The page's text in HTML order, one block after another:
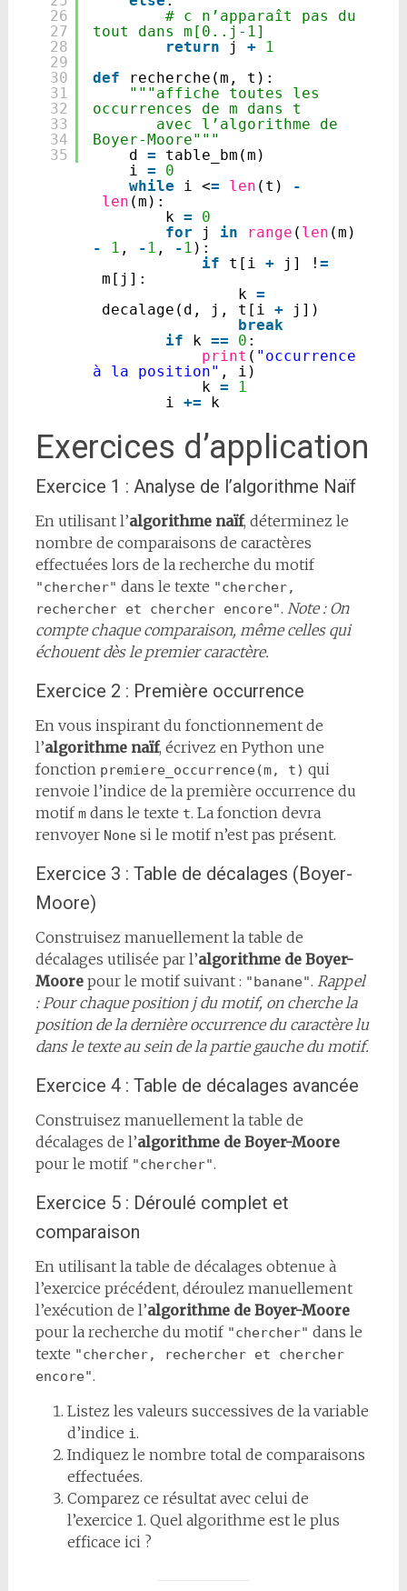
26
27
28
29
30
31
32
33
34
35
# c n’apparaît pas du
tout dans m[0..j-1]
return
j +
1
def
recherche(m, t):
"""affiche toutes les
occurrences de m dans t
avec l’algorithme de
Boyer-Moore"""
d =
table_bm(m)
i =
0
while
i <= len (t)
-
len (m):
k =
0
for
j in range ( len
-
1 , - 1 , - 1 ):
if
t[i + j] ! =
m[j]:
k =
decalage(d, j, t[i +
j])
break
if
k == 0 :
print ( "occurrence
à la position" , i)
k =
1
i += k
Exercices d’application
Exercice 1 : Analyse de l’algorithme Naïf
En utilisant l’algorithme naïf, déterminez le
nombre de comparaisons de caractères
effectuées lors de la recherche du motif
"chercher" dans le texte "chercher,
rechercher et chercher encore". Note : On
compte chaque comparaison, même celles qui
échouent dès le premier caractère.
Exercice 2 : Première occurrence
En vous inspirant du fonctionnement de
l’algorithme naïf, écrivez en Python une
fonction premiere_occurrence(m, t) qui
renvoie l’indice de la première occurrence du
motifmdans le texte t. La fonction devra
renvoyer Nonesi le motif n’est pas présent.
Exercice 3 : Table de décalages (Boyer-
Moore)
Construisez manuellement la table de
décalages utilisée par l’algorithme de Boyer-
Moorepour le motif suivant : "banane". Rappel
: Pour chaque position j du motif, on cherche la
position de la dernière occurrence du caractère lu
dans le texte au sein de la partie gauche du motif.
Exercice 4 : Table de décalages avancée
Construisez manuellement la table de
décalages de l’algorithme de Boyer-Moore
pour le motif "chercher".
Exercice 5 : Déroulé complet et
comparaison
En utilisant la table de décalages obtenue à
l’exercice précédent, déroulez manuellement
l’exécution de l’algorithme de Boyer-Moore
pour la recherche du motif "chercher" dans le
texte "chercher, rechercher et chercher
encore".
Listez les valeurs successives de la variable
d’indice i .
Indiquez le nombre total de comparaisons
effectuées.
Comparez ce résultat avec celui de
l’exercice 1. Quel algorithme est le plus
efficace ici ?